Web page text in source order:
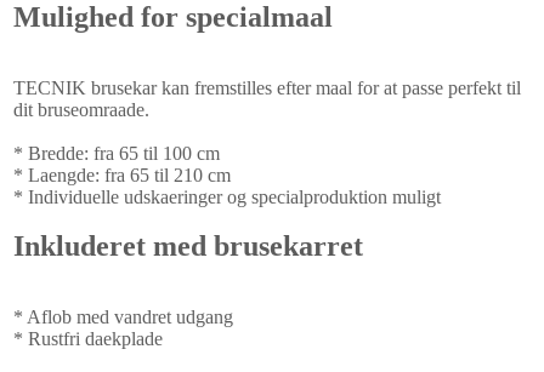
Mulighed for specialmaal
TECNIK brusekar kan fremstilles efter maal for at passe perfekt til
dit bruseomraade.
* Bredde: fra 65 til 100 cm
* Laengde: fra 65 til 210 cm
* Individuelle udskaeringer og specialproduktion muligt
Inkluderet med brusekarret
* Aflob med vandret udgang
* Rustfri daekplade